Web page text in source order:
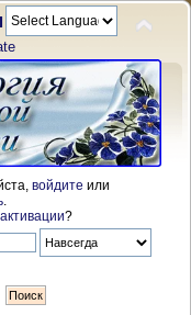
войдите или
?